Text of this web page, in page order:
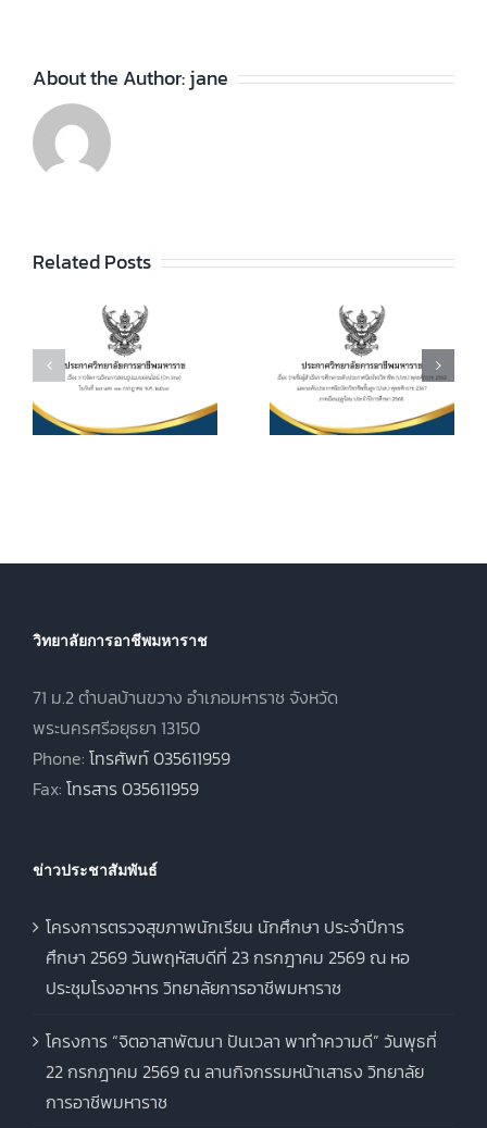
About the Author:jane
Related Postsศึกษาระดับ
ประกาศนียบัตร
วิชาชีพ (ปวช.)
พุทธศักราช
2562 และระดับ
ประกาศนียบัตร
ฤดูร้อน ประจำปี
ประกาศวิทยา
กำหนดการ และ
อัตราการจัดเก็บ
ค่าบำรุงการ
ศึกษา ค่า
หน่วยกิตรายวิชา
วิทยาลัยการอาชีพมหาราช
71 ม.2 ตำบลบ้านขวาง อำเภอมหาราช จังหวัด
พระนครศรีอยุธยา 13150
Phone: โทรศัพท์ 035611959
Fax: โทรสาร 035611959
ข่าวประชาสัมพันธ์
โครงการตรวจสุขภาพนักเรียน นักศึกษา ประจำปีการ
ศึกษา 2569 วันพฤหัสบดีที่ 23 กรกฎาคม 2569 ณ หอ
ประชุมโรงอาหาร วิทยาลัยการอาชีพมหาราช
โครงการ “จิตอาสาพัฒนา ปันเวลา พาทำความดี” วันพุธที่
22 กรกฎาคม 2569 ณ ลานกิจกรรมหน้าเสาธง วิทยาลัย
การอาชีพมหาราช